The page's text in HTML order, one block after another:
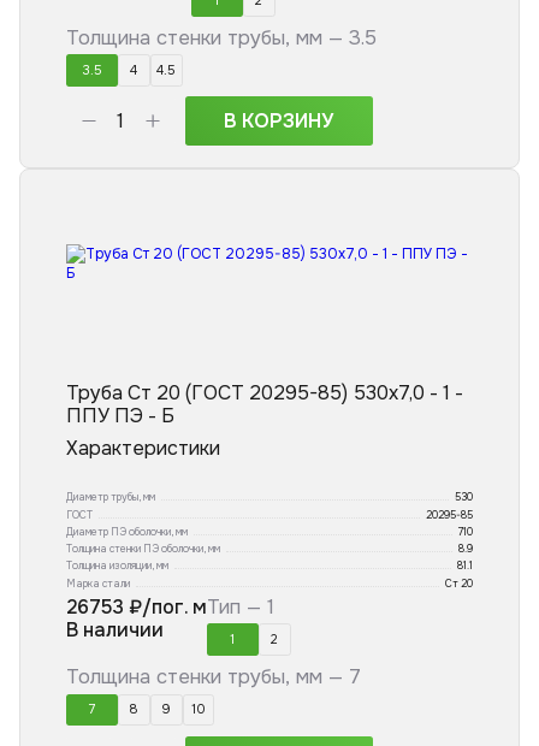
Толщина стенки трубы, мм — 3.5
3.5 4 4.5
В КОРЗИНУ
Труба Ст 20 (ГОСТ 20295-85) 530x7,0 - 1 -
ППУ ПЭ - Б
Характеристики
Диаметр трубы, мм
530
ГОСТ
20295-85
Диаметр ПЭ оболочки, мм
710
Толщина стенки ПЭ оболочки, мм
8.9
Толщина изоляции, мм
81.1
Марка стали
Ст 20
26753 ₽/пог. м
В наличии
Тип — 1
1 2
Толщина стенки трубы, мм — 7
7 8 9 10